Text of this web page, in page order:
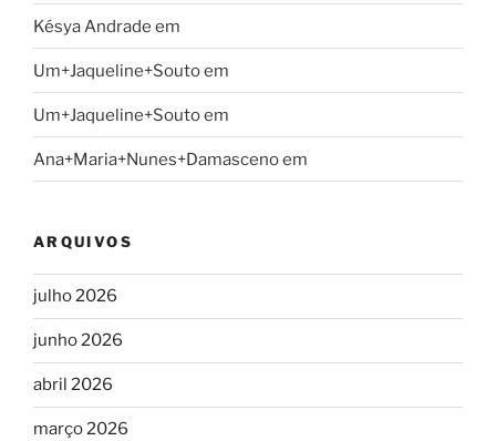
Késya Andrade em
Um+Jaqueline+Soutoem
Um+Jaqueline+Soutoem
Ana+Maria+Nunes+Damascenoem
ARQUIVOS
julho 2026
junho 2026
abril 2026
março 2026